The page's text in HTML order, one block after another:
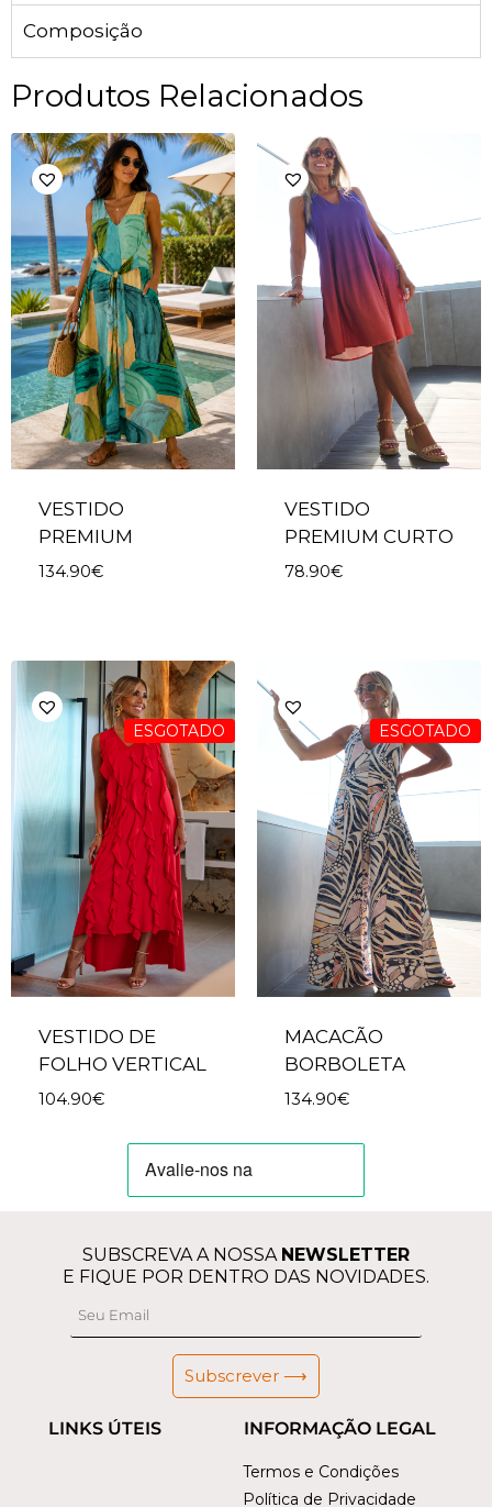
Composição
Produtos Relacionados
VESTIDO
PREMIUM
134.90€
VESTIDO
PREMIUM CURTO
78.90€
ESGOTADO
VESTIDO DE
FOLHO VERTICAL
104.90€
ESGOTADO
MACACÃO
BORBOLETA
134.90€
INFORMAÇÃO LEGAL
Termos e Condições
Política de Privacidade
LINKS ÚTEIS
SUBSCREVA A NOSSA NEWSLETTER
E FIQUE POR DENTRO DAS NOVIDADES.
Subscrever ⟶